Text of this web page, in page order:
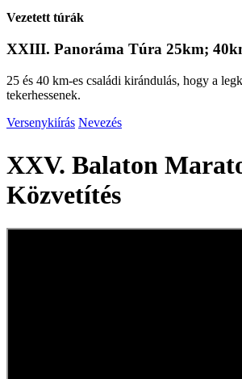
Vezetett túrák
XXIII. Panoráma Túra 25km;
25 és 40 km-es családi kirándulás, hogy a
tekerhessenek.
Versenykiírás Nevezés
XXV. Balaton
Közvetítés